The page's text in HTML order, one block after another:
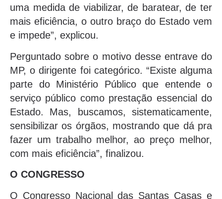
uma medida de viabilizar, de baratear, de ter
mais eficiência, o outro braço do Estado vem
e impede”, explicou.
Perguntado sobre o motivo desse entrave do
MP, o dirigente foi categórico. “Existe alguma
parte do Ministério Público que entende o
serviço público como prestação essencial do
Estado. Mas, buscamos, sistematicamente,
sensibilizar os órgãos, mostrando que dá pra
fazer um trabalho melhor, ao preço melhor,
com mais eficiência”, finalizou.
O CONGRESSO
O Congresso Nacional das Santas Casas e